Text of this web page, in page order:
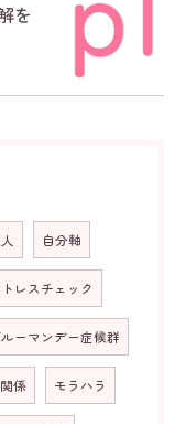
を
自分軸
レスチェック
ルーマンデー症候群
係 モラハラ